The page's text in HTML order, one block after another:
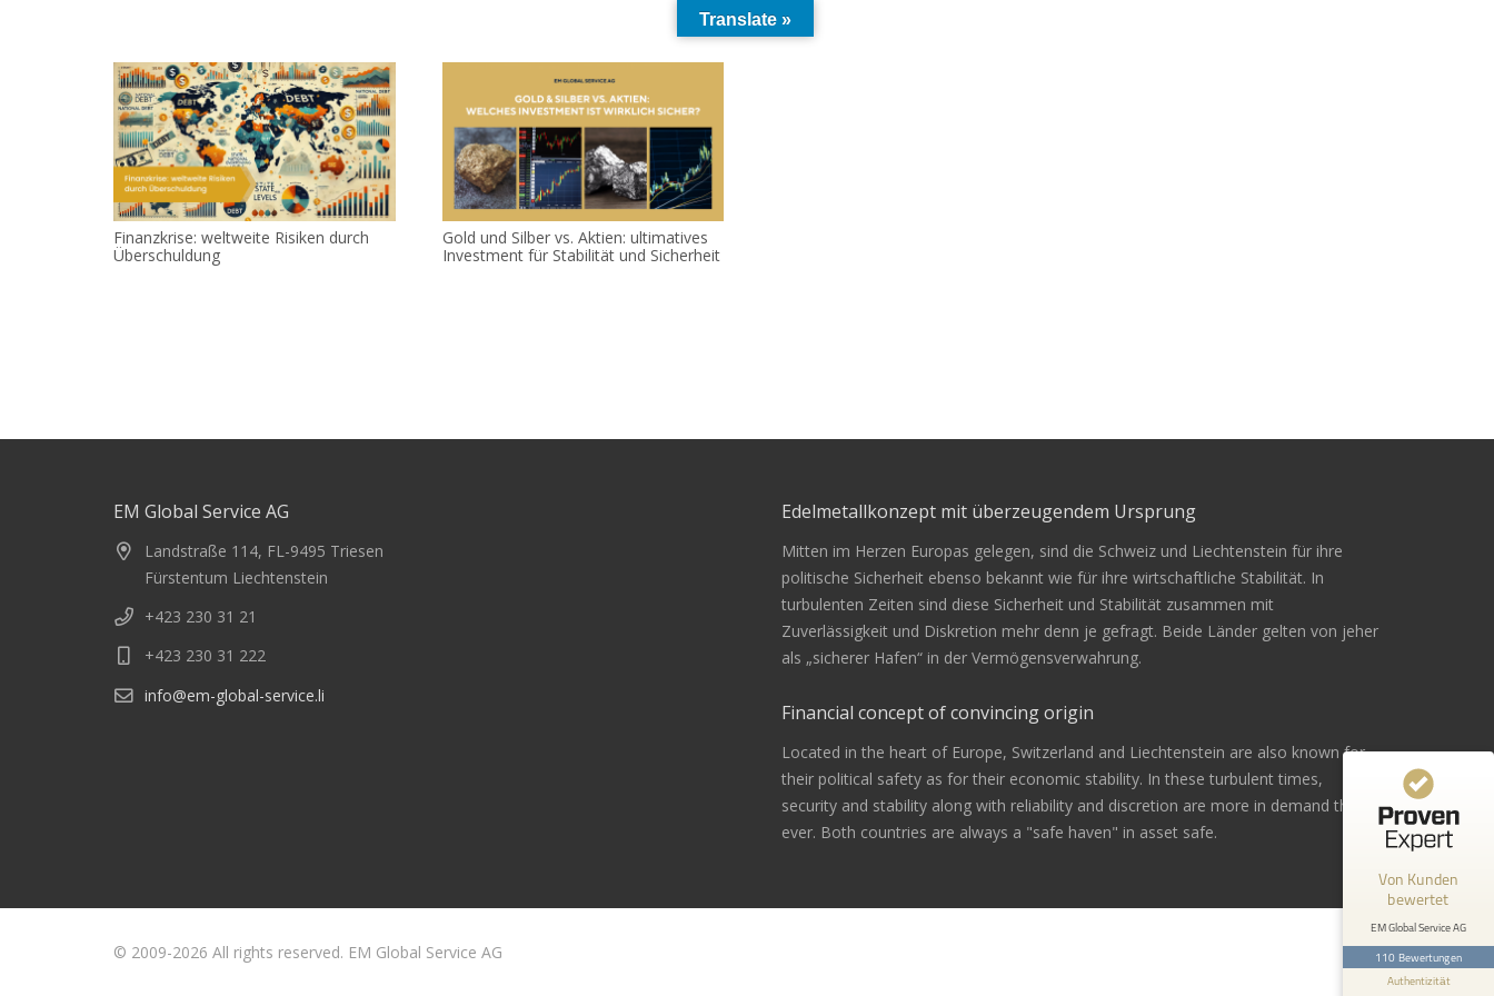
Finanzkrise: weltweite Risiken durch
Überschuldung
Gold und Silber vs. Aktien: ultimatives
Investment für Stabilität und Sicherheit
EM Global Service AG
Landstraße 114, FL-9495 Triesen
Fürstentum Liechtenstein
+423 230 31 21
+423 230 31 222
info@em-global-service.li
Edelmetallkonzept mit überzeugendem Ursprung
Mitten im Herzen Europas gelegen, sind die Schweiz und Liechtenstein für ihre
politische Sicherheit ebenso bekannt wie für ihre wirtschaftliche Stabilität. In
turbulenten Zeiten sind diese Sicherheit und Stabilität zusammen mit
Zuverlässigkeit und Diskretion mehr denn je gefragt. Beide Länder gelten von jeher
als „sicherer Hafen“ in der Vermögensverwahrung.
Financial concept of convincing origin
Located in the heart of Europe, Switzerland and Liechtenstein are also known for
their political safety as for their economic stability. In these turbulent times,
security and stability along with reliability and discretion are more in demand than
ever. Both countries are always a "safe haven" in asset safe.
© 2009-2026 All rights reserved. EM Global Service AG
Translate »
Von Kunden
bewertet
EM Global Service AG
110 Bewertungen
Authentizität
Kundenbewertungen und Erfahrungen zu
EM Global Service AG
SEHR GUT
68
Bewertungen auf
ProvenExpert.com
42
Bewertungen von 1
anderen Quelle
Blick aufs ProvenExpert-Profil werfen
Andreas Z.
5
Bin mit der Beratung sehr zufrieden
weiterempfehlen .